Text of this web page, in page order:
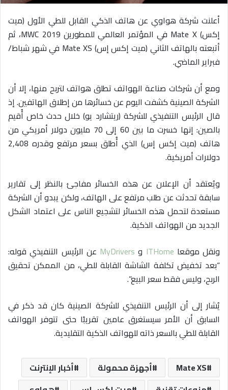
ر
و
ن
ي
أعلنت شركة هواوي عن هاتف الذكي القابل للطي الأول (ميت
إكس) Mate X في المؤتمر العالمي للمطورين MWC 2019، ثم
أتبعته بالهاتف الثاني (ميت إكس إس) Mate XS في شهر شباط/
فبراير الماضي.
ومع أن شركات صناعة الهواتف تطلق هواتف لتربح منها، إلا أن
الشركة الصينية كشفت اليوم عن خسائرها من إطلاق الهاتفين. إذ
قال الرئيس التنفيذي للشركة (ريتشارد يو) خلال حدث خاص أُقيم
بالصين: إنها خسرت ما بين 60 إلى 70 مليون دولار أمريكي من
هاتف (ميت إكس إس) الذي أُطلق بسعر مرتفع وقدره 2,408
دولارات أمريكية.
ويُعتقد أن الإعلان عن هذه الخسائر مفاجئ بالنظر إلى تقارير
سابقة تحدثت عن طلب مرتفع على الهاتف، ولكن يبدو أن الشركة
مستعدة لتحمل هذه الخسائر لتشجيع الناس على اعتماد الشكل
الجديد من الهواتف الذكية.
ونقل موقعا ITHome و MyDrivers عن الرئيس التنفيذي قوله:
“بعد تخفيض تكلفة الشاشة القابلة للطي، من الممكن تحقيق
الربح، وليس فقط سعر البيع”.
يُشار إلى أن الرئيس التنفيذي للشركة الصينية كان قد ذكر في
السابق أن الأمر سيستغرق عامين تقريبًا حتى تتوفر الهواتف
القابلة للطي بالسعر ذاته للهواتف الذكية التقليدية.
Mate XS أجهزة محمولة
أخبار الإنترنت